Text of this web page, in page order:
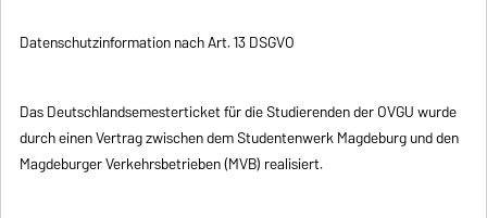
Datenschutzinformation nach Art. 13 DSGVO
Das Deutschlandsemesterticket für die Studierenden der OVGU wurde
durch einen Vertrag zwischen dem Studentenwerk Magdeburg und den
Magdeburger Verkehrsbetrieben (MVB) realisiert.